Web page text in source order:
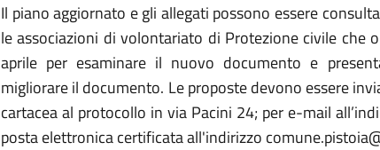
Il piano aggiornato e gli allegati possono essere
le associazioni di volontariato di Protezione civile
aprile per esaminare il nuovo documento e
migliorare il documento. Le proposte devono essere
cartacea al protocollo in via Pacini 24; per e-mail
posta elettronica certificata all'indirizzo